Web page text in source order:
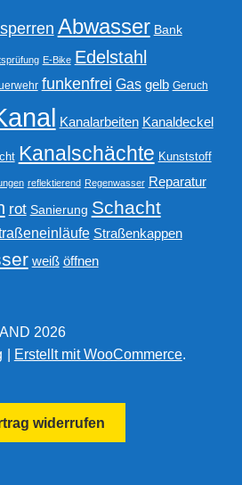
Abwasser Bank
E-Bike Edelstahl
funkenfrei Gas gelb Geruch
Kanalarbeiten Kanaldeckel
Kanalschächte Kunststoff
reflektierend Regenwasser Reparatur
rot Sanierung Schacht
Straßenkappen
weiß öffnen
2026
Erstellt mit WooCommerce.
widerrufen